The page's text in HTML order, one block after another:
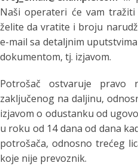
Naši operateri će vam
želite da vratite i broju
e-mail sa detaljnim
dokumentom, tj. izjavom.
Potrošač ostvaruje pravo
zaključenog na daljinu,
izjavom o odustanku od
u roku od 14 dana od dana
potrošača, odnosno trećeg
koje nije prevoznik.